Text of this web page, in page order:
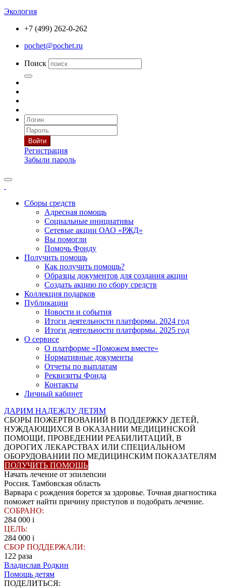
Экология
+7 (499) 262-0-262
pochet@pochet.ru
Поиск
Войти
Регистрация
Забыли пароль
Сборы средств
Адресная помощь
Социальные инициативы
Сетевые акции ОАО «РЖД»
Вы помогли
Помочь Фонду
Получить помощь
Как получить помощь?
Образцы документов для создания акции
Создать акцию по сбору средств
Коллекция подарков
Публикации
Новости и события
Итоги деятельности платформы. 2024 год
Итоги деятельности платформы. 2025 год
О сервисе
О платформе «Поможем вместе»
Нормативные документы
Отчеты по выплатам
Реквизиты Фонда
Контакты
Личный кабинет
ДАРИМ НАДЕЖДУ ДЕТЯМ
СБОРЫ ПОЖЕРТВОВАНИЙ В ПОДДЕРЖКУ ДЕТЕЙ,
НУЖДАЮЩИХСЯ В ОКАЗАНИИ МЕДИЦИНСКОЙ
ПОМОЩИ, ПРОВЕДЕНИИ РЕАБИЛИТАЦИЙ, В
ДОРОГИХ ЛЕКАРСТВАХ ИЛИ СПЕЦИАЛЬНОМ
ОБОРУДОВАНИИ ПО МЕДИЦИНСКИМ ПОКАЗАТЕЛЯМ
ПОЛУЧИТЬ ПОМОЩЬ
Начать лечение от эпилепсии
Россия. Тамбовская область
Варвара с рождения борется за здоровье. Точная диагностика
поможет найти причину приступов и подобрать лечение.
СОБРАНО:
284 000 i
ЦЕЛЬ:
284 000 i
СБОР ПОДДЕРЖАЛИ:
122 раза
Владислав Родкин
Помощь детям
ПОДЕЛИТЬСЯ: